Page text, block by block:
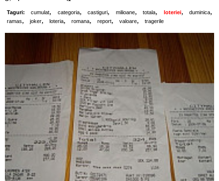
Taguri: cumulat, categoria, castiguri, milioane, totala, loteriei, duminica,
ramas, joker, loteria, romana, report, valoare, tragerile